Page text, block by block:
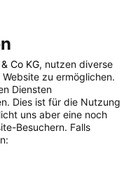
Co KG, nutzen diverse
zu ermöglichen.
Diensten
Dies ist für die Nutzung
uns aber eine noch
Besuchern. Falls